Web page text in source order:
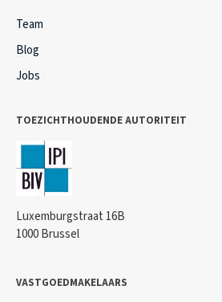
Team
Blog
Jobs
TOEZICHTHOUDENDE AUTORITEIT
Luxemburgstraat 16B
1000 Brussel
VASTGOEDMAKELAARS